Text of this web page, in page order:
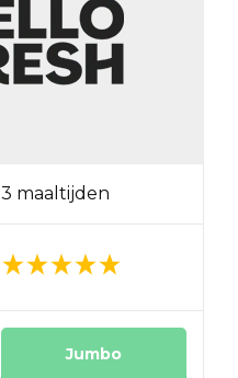
3 maaltijden
Jumbo